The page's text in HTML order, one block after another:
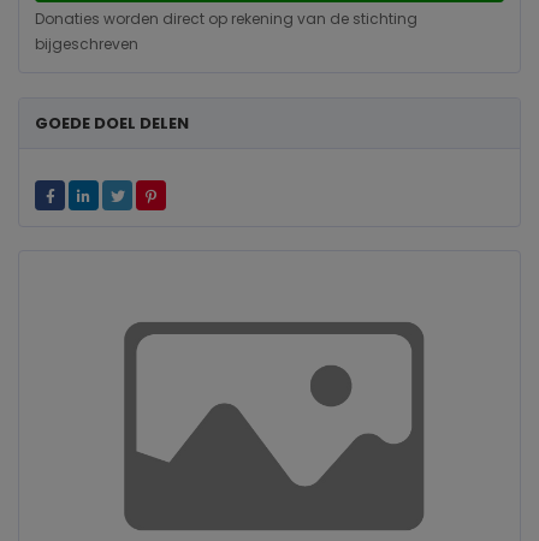
Donaties worden direct op rekening van de stichting
bijgeschreven
GOEDE DOEL DELEN